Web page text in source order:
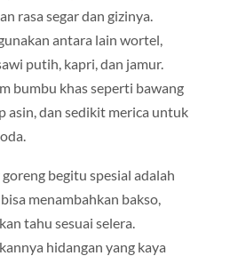
rasa segar dan gizinya.
antara lain wortel,
putih, kapri, dan jamur.
bumbu khas seperti bawang
asin, dan sedikit merica untuk
begitu spesial adalah
menambahkan bakso,
tahu sesuai selera.
hidangan yang kaya